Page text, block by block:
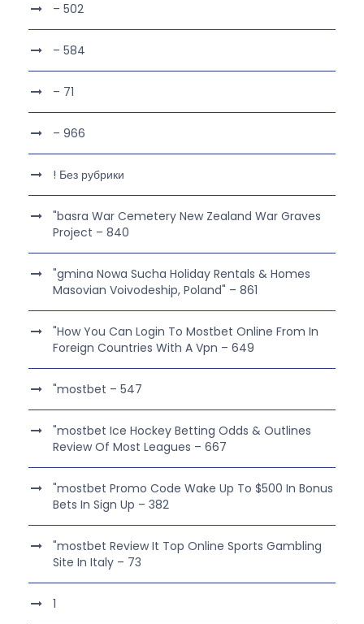
– 502
– 584
– 71
– 966
! Без рубрики
"basra War Cemetery New Zealand War Graves
Project – 840
"gmina Nowa Sucha Holiday Rentals & Homes
Masovian Voivodeship, Poland" – 861
"How You Can Login To Mostbet Online From In
Foreign Countries With A Vpn – 649
"mostbet – 547
"mostbet Ice Hockey Betting Odds & Outlines
Review Of Most Leagues – 667
"mostbet Promo Code Wake Up To $500 In Bonus
Bets In Sign Up – 382
"mostbet Review It Top Online Sports Gambling
Site In Italy – 73
1